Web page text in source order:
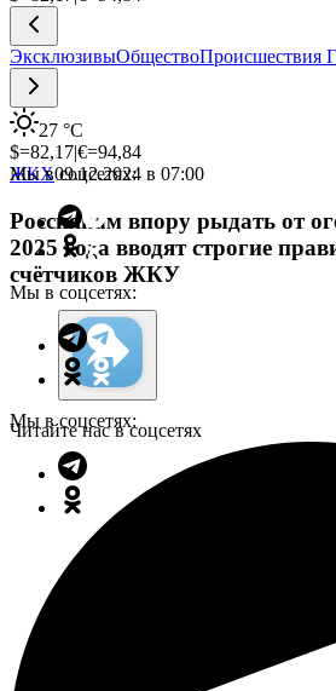
ЭксклюзивыОбществоПроисшествия
27 °C
$=82,17|€=94,84
Мы в соцсетях:
Мы в соцсетях:
Мы в соцсетях:
ЖКХ09.12.2024 в 07:00
Россиянам впору рыдать от
2025 года вводят строгие
счётчиков ЖКУ
Читайте нас в соцсетях